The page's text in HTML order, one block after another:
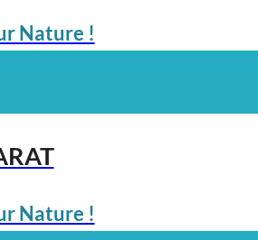
Nature !
Nature !